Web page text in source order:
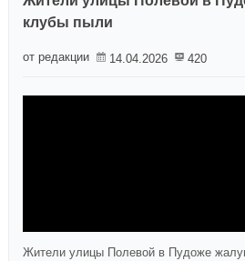
клубы пыли
от редакции 14.04.2026 420
Жители улицы Полевой в Пудоже